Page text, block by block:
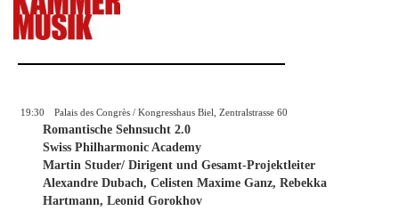
19:30 Palais des Congrès / Kongresshaus Biel, Zentralstrasse 60
Romantische Sehnsucht 2.0
Swiss Philharmonic Academy
Martin Studer/ Dirigent und Gesamt-Projektleiter
Alexandre Dubach, Celisten Maxime Ganz, Rebekka
Hartmann, Leonid Gorokhov